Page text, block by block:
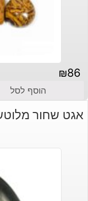
₪86
הוסף לסל
אגט שחור מלוטש